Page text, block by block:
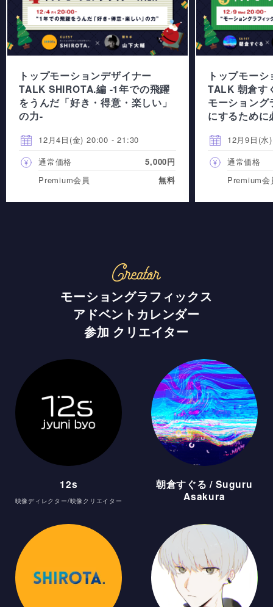
トップモーションデザイナー
TALK SHIROTA.編 -1年での飛躍
をうんだ「好き・得意・楽しい」
の力-
12月4日(金) 20:00 - 21:30
通常価格
5,000円
Premium会員
無料
トップモー
TALK 朝倉す
モーション
にするために
12月9日(
通常価格
Premium会
モーショングラフィックス
アドベントカレンダー
参加 クリエイター
12s
映像ディレクター/映像クリエイター
朝倉すぐる / Suguru
Asakura